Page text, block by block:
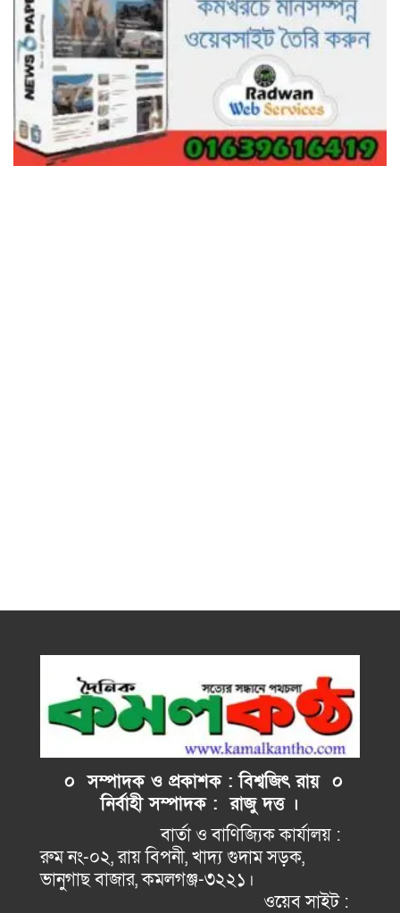
০ সম্পাদক ও প্রকাশক : বিশ্বজিৎ রায় ০
নির্বাহীসম্পাদক : রাজু দত্ত ।
বার্তা ও বাণিজ্যিক কার্যালয় :
রুম নং-০২, রায় বিপনী, খাদ্য গুদাম সড়ক,
ভানুগাছ বাজার, কমলগঞ্জ-৩২২১।
ওয়েব সাইট :